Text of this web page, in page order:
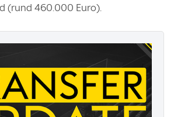
(rund 460.000 Euro).